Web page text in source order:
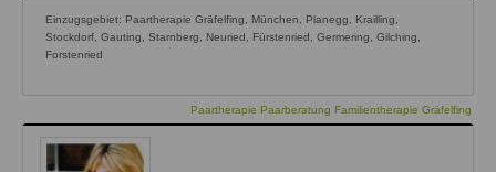
Einzugsgebiet: Paartherapie Gräfelfing, München, Planegg, Krailling,
Stockdorf, Gauting, Starnberg, Neuried, Fürstenried, Germering, Gilching,
Forstenried
Paartherapie Paarberatung Familientherapie Gräfelfing